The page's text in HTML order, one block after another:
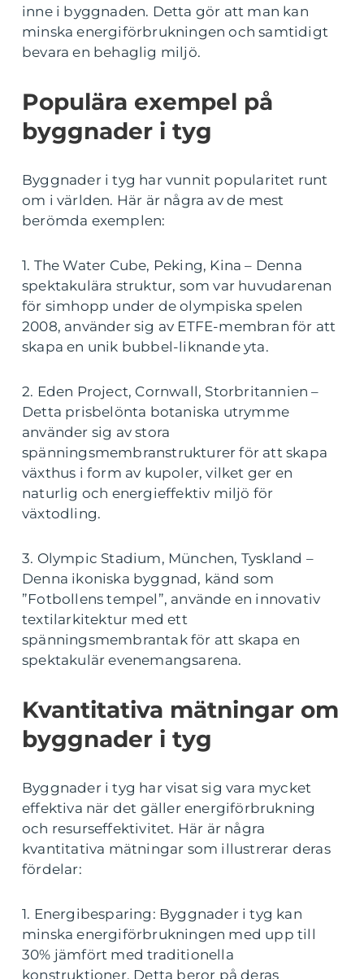
inne i byggnaden. Detta gör att man kan
minska energiförbrukningen och samtidigt
bevara en behaglig miljö.
Populära exempel på
byggnader i tyg
Byggnader i tyg har vunnit popularitet runt
om i världen. Här är några av de mest
berömda exemplen:
1. The Water Cube, Peking, Kina – Denna
spektakulära struktur, som var huvudarenan
för simhopp under de olympiska spelen
2008, använder sig av ETFE-membran för att
skapa en unik bubbel-liknande yta.
2. Eden Project, Cornwall, Storbritannien –
Detta prisbelönta botaniska utrymme
använder sig av stora
spänningsmembranstrukturer för att skapa
växthus i form av kupoler, vilket ger en
naturlig och energieffektiv miljö för
växtodling.
3. Olympic Stadium, München, Tyskland –
Denna ikoniska byggnad, känd som
”Fotbollens tempel”, använde en innovativ
textilarkitektur med ett
spänningsmembrantak för att skapa en
spektakulär evenemangsarena.
Kvantitativa mätningar om
byggnader i tyg
Byggnader i tyg har visat sig vara mycket
effektiva när det gäller energiförbrukning
och resurseffektivitet. Här är några
kvantitativa mätningar som illustrerar deras
fördelar:
1. Energibesparing: Byggnader i tyg kan
minska energiförbrukningen med upp till
30% jämfört med traditionella
konstruktioner. Detta beror på deras